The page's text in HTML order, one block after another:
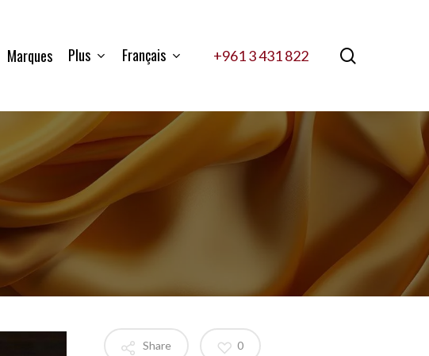
Marques Plus Français +961 3 431 822
Share 0